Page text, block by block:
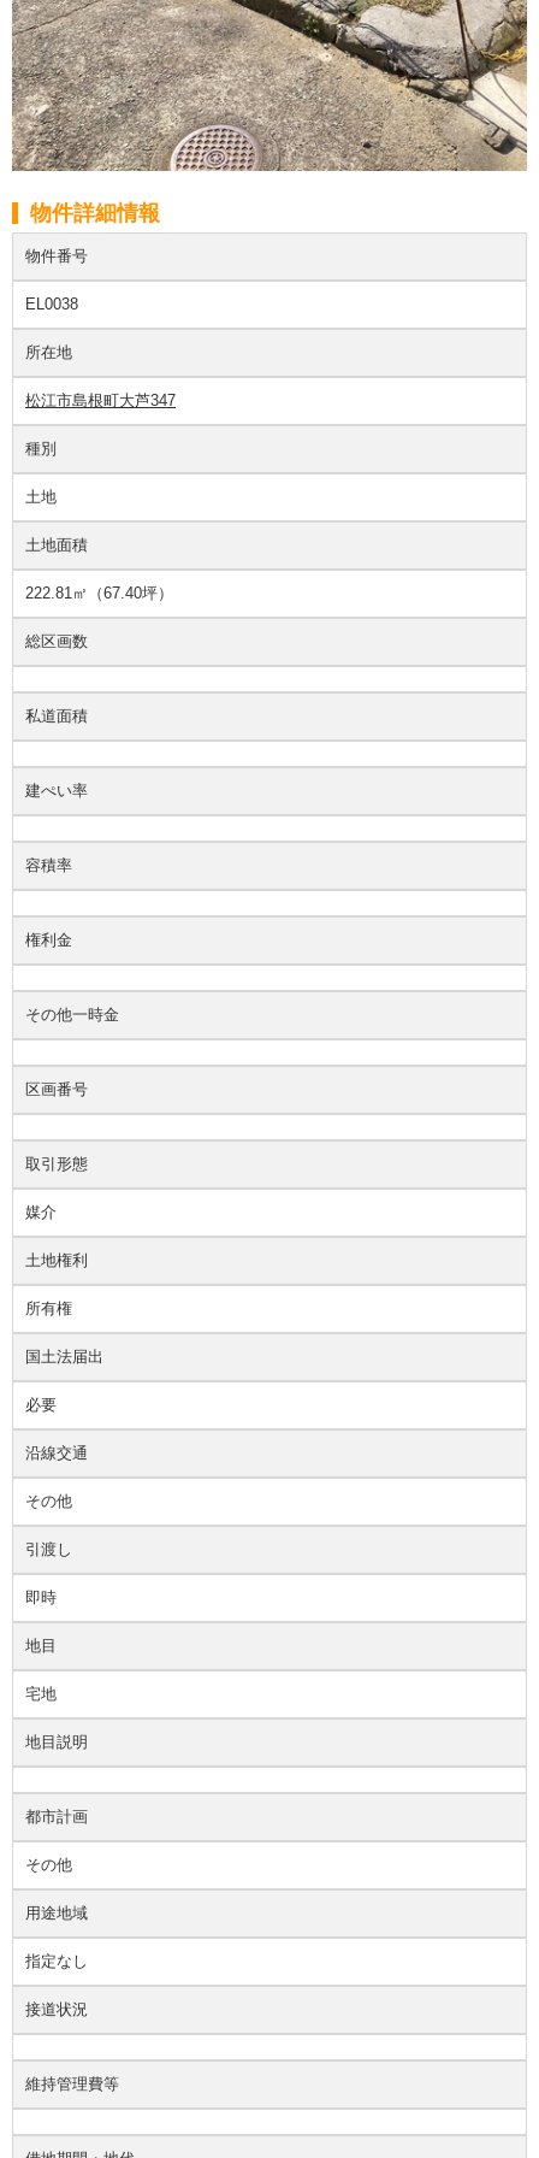
物件詳細情報
物件番号
EL0038
所在地
松江市島根町大芦347
種別
土地
土地面積
222.81㎡（67.40坪）
総区画数
私道面積
建ぺい率
容積率
権利金
その他一時金
区画番号
取引形態
媒介
土地権利
所有権
国土法届出
必要
沿線交通
その他
引渡し
即時
地目
宅地
地目説明
都市計画
その他
用途地域
指定なし
接道状況
維持管理費等